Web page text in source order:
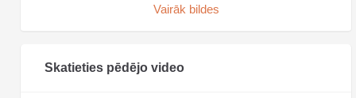
Vairāk bildes
Skatieties pēdējo video